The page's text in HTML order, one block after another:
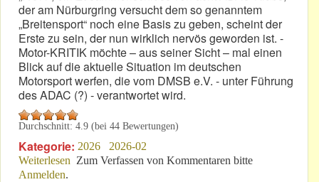
der am Nürburgring versucht dem so genanntem
„Breitensport“ noch eine Basis zu geben, scheint der
Erste zu sein, der nun wirklich nervös geworden ist. -
Motor-KRITIK möchte – aus seiner Sicht – mal einen
Blick auf die aktuelle Situation im deutschen
Motorsport werfen, die vom DMSB e.V. - unter Führung
des ADAC (?) - verantwortet wird.
Durchschnitt: 4.9 (bei 44 Bewertungen)
Kategorie: 2026
2026-02
Weiterlesen über Bestimmt der DMSB auch das aktuelle Termin-
Zum Verfassen von Kommentaren bitte
Anmelden.